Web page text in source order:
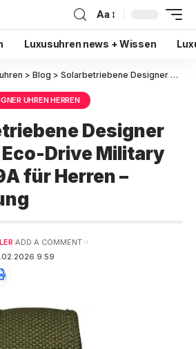
Aa
Luxusuhren news + Wissen
> Blog > Solarbetriebene Designer Uhren Herren
UHREN HERREN
Designer
Eco-Drive Military
für Herren –
9:59
ADD A COMMENT